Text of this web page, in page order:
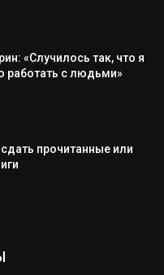
«Случилось так, что я
работать с людьми»
прочитанные или